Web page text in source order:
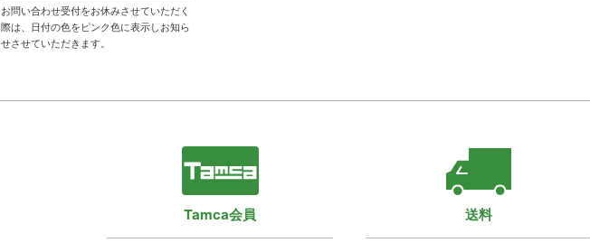
お問い合わせ受付をお休みさせていただく
際は、日付の色をピンク色に表示しお知ら
せさせていただきます。
Tamca会員 送料